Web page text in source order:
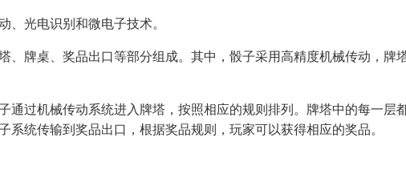
光电识别和微电子技术。
、牌桌、奖品出口等部分组成。其中，骰子采用高精度机械传动，牌
通过机械传动系统进入牌塔，按照相应的规则排列。牌塔中的每一层
统传输到奖品出口，根据奖品规则，玩家可以获得相应的奖品。